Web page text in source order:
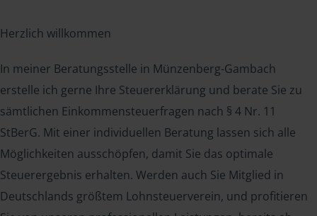
Herzlich willkommen
In meiner Beratungsstelle in Münzenberg-Gambach
erstelle ich gerne Ihre Steuererklärung und berate Sie zu
sämtlichen Einkommensteuerfragen nach § 4 Nr. 11
StBerG. Mit einer individuellen Beratung lassen sich alle
Möglichkeiten ausschöpfen, damit Sie das optimale
Steuerergebnis erhalten. Werden auch Sie Mitglied in
Deutschlands größtem Lohnsteuerverein, und profitieren